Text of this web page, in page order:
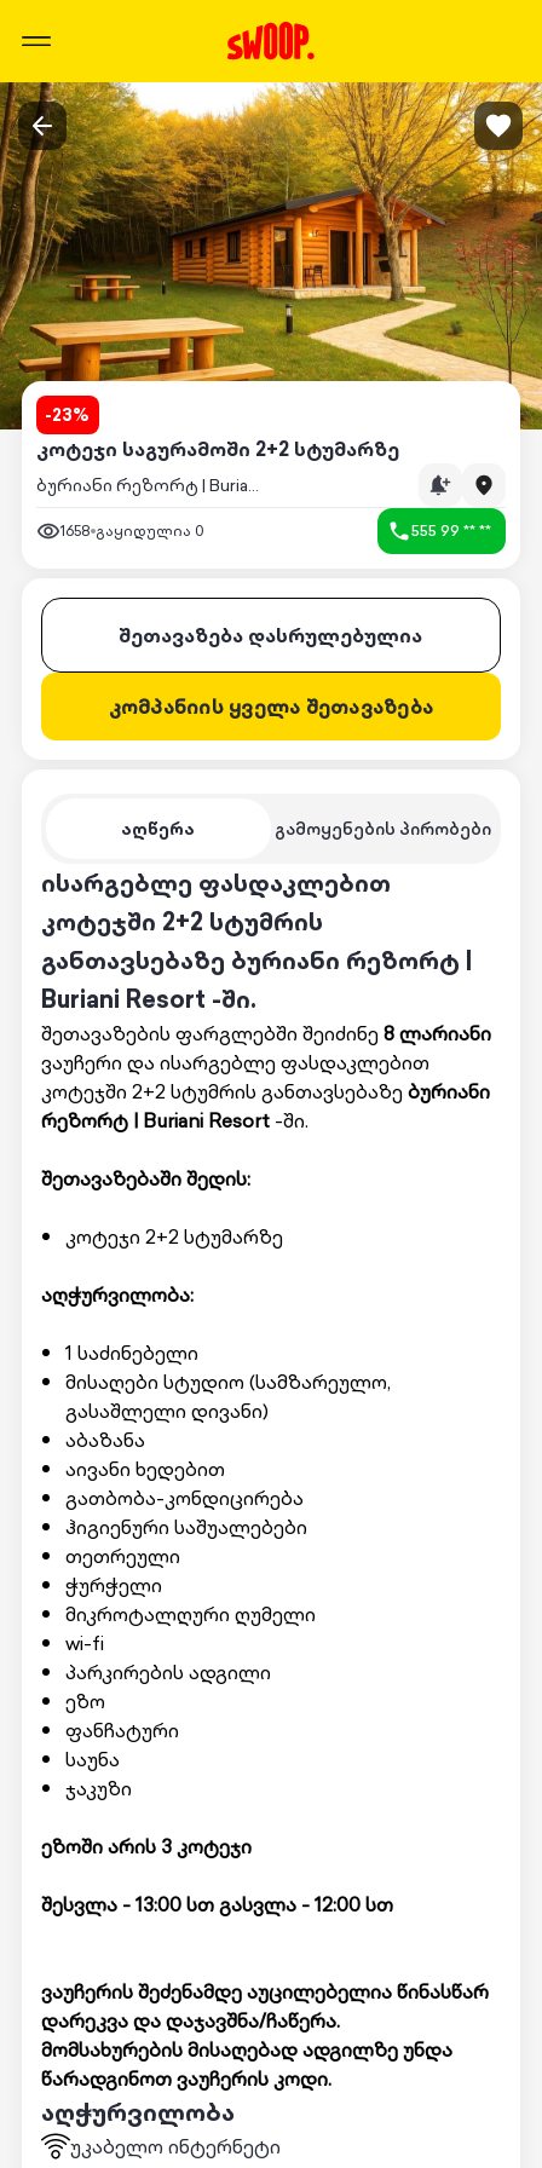
-23%
კოტეჯი საგურამოში 2+2 სტუმარზე
ბურიანი რეზორტ | Buriani Resort
1658 გაყიდულია 0 555 99 ** **
აღწერა გამოყენების პირობები
ისარგებლე ფასდაკლებით
კოტეჯში 2+2 სტუმრის
განთავსებაზე ბურიანი რეზორტ |
Buriani Resort -ში.
შეთავაზების ფარგლებში შეიძინე8 ლარიანი
ვაუჩერი და ისარგებლე ფასდაკლებით
კოტეჯში 2+2 სტუმრის განთავსებაზებურიანი
რეზორტ | Buriani Resort-ში.
შეთავაზებაში შედის:
კოტეჯი 2+2 სტუმარზე
აღჭურვილობა:
1 საძინებელი
მისაღები სტუდიო (სამზარეულო,
გასაშლელი დივანი)
აბაზანა
აივანი ხედებით
გათბობა-კონდიცირება
ჰიგიენური საშუალებები
თეთრეული
ჭურჭელი
მიკროტალღური ღუმელი
wi-fi
პარკირების ადგილი
ეზო
ფანჩატური
საუნა
ჯაკუზი
ეზოში არის 3 კოტეჯი
შესვლა - 13:00 სთ გასვლა - 12:00 სთ
ვაუჩერის შეძენამდე აუცილებელია წინასწარ
დარეკვა და დაჯავშნა/ჩაწერა.
მომსახურების მისაღებად ადგილზე უნდა
წარადგინოთ ვაუჩერის კოდი.
აღჭურვილობა
უკაბელო ინტერნეტი
შეთავაზება დასრულებულია
კომპანიის ყველა შეთავაზება